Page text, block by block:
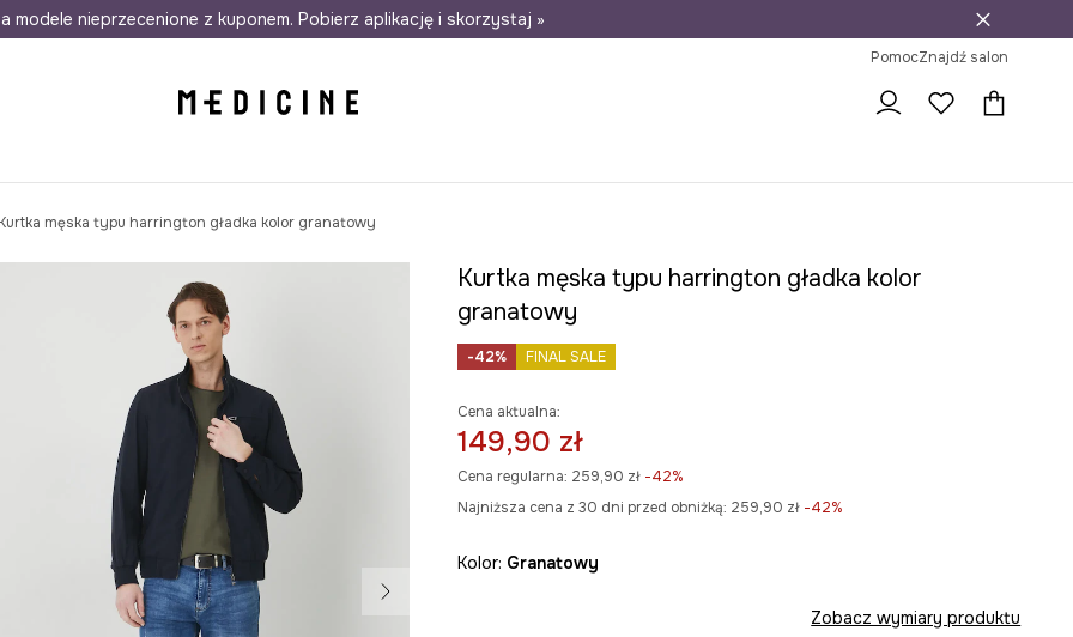
w 24h Darmowa dostawa do salonów 30 dni na zwrot
modele nieprzecenione z kuponem. Pobierz aplikację i skorzystaj »
PomocZnajdź salon
Kurtka męska typu harrington gładka kolor granatowy
Kurtka męska typu harrington gładka kolor
granatowy
-42% FINAL SALE
Cena aktualna:
149,90 zł
Cena regularna: 259,90 zł-42%
Najniższa cena z 30 dni przed obniżką: 259,90 zł -42%
Kolor: granatowy
Zobacz wymiary produktu